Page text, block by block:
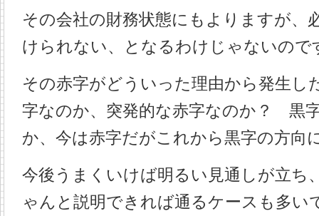
その会社の財務状態にもよりますが、
けられない、となるわけじゃないの
その赤字がどういった理由から発生し
字なのか、突発的な赤字なのか？ 黒
か、今は赤字だがこれから黒字の方向
今後うまくいけば明るい見通しが立ち
ゃんと説明できれば通るケースも多い